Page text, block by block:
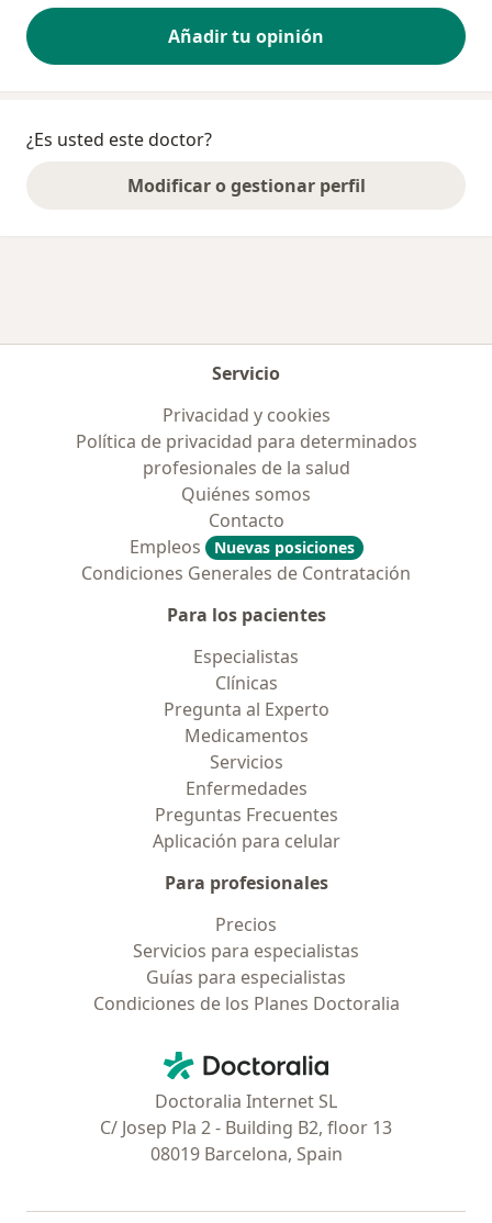
Añadir tu opinión
¿Es usted este doctor?
Modificar o gestionar perfil
Servicio
Privacidad y cookies
Política de privacidad para determinados
profesionales de la salud
Quiénes somos
Contacto
Empleos
Nuevas posiciones
Condiciones Generales de Contratación
Para los pacientes
Especialistas
Clínicas
Pregunta al Experto
Medicamentos
Servicios
Enfermedades
Preguntas Frecuentes
Aplicación para celular
Para profesionales
Precios
Servicios para especialistas
Guías para especialistas
Condiciones de los Planes Doctoralia
Doctoralia - Página de inicio
Doctoralia Internet SL
C/ Josep Pla 2 - Building B2, floor 13
08019 Barcelona, Spain